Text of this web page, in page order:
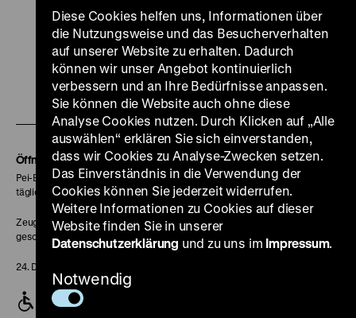
Zu
unserer
Instagram
Seite
Zu
unserer
YouTube
Seite
Zu
unserer
Facebook
Seite
Zu
unserer
LinkedIn
Seite
Seite
Zu
unserer
Soundcloud
Seite
Öffnungszeiten
Pei-Bau:
täglich 10-18 Uhr
Zeughaus:
geschlossen
24. Dezember geschlossen
Diese Cookies helfen uns, Informationen über
die Nutzungsweise und das Besucherverhalten
auf unserer Website zu erhalten. Dadurch
können wir unser Angebot kontinuierlich
verbessern und an Ihre Bedürfnisse anpassen.
Sie können die Website auch ohne diese
Analyse Cookies nutzen. Durch Klicken auf „Alle
auswählen“ erklären Sie sich einverstanden,
dass wir Cookies zu Analyse-Zwecken setzen.
Das Einverständnis in die Verwendung der
Cookies können Sie jederzeit widerrufen.
Weitere Informationen zu Cookies auf dieser
Website finden Sie in unserer
Datenschutzerklärung und zu uns im Impressum.
Notwendig